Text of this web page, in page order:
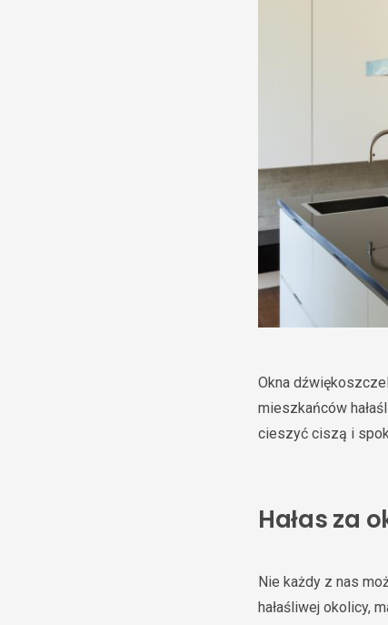
Okna
mieszkańców
cieszyć ciszą i
Hałas za
Nie każdy z nas
hałaśliwej okolicy,